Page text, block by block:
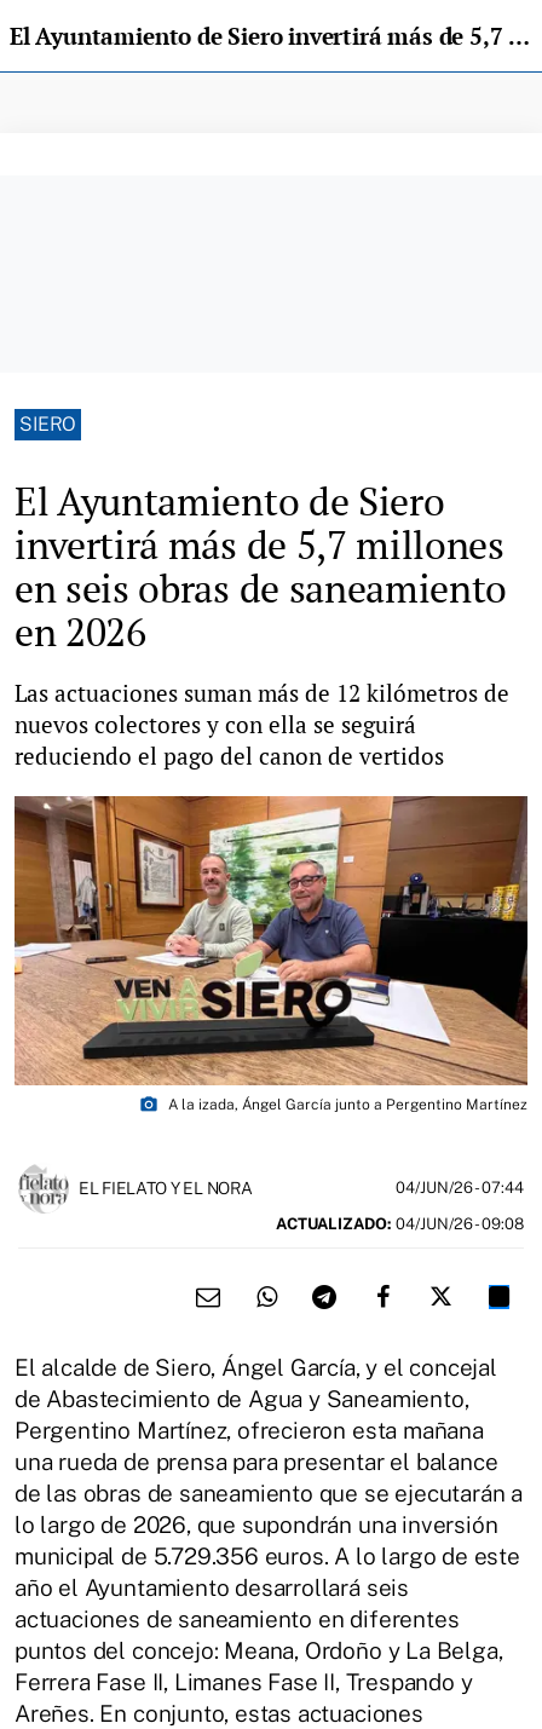
El Ayuntamiento de Siero invertirá más de 5,7 millones en seis obras de saneamiento en 2026
SIERO
El Ayuntamiento de Siero
invertirá más de 5,7 millones
en seis obras de saneamiento
en 2026
Las actuaciones suman más de 12 kilómetros de
nuevos colectores y con ella se seguirá
reduciendo el pago del canon de vertidos
photo_camera A la izada, Ángel García junto a Pergentino Martínez
EL FIELATO Y EL NORA 04/JUN/26- 07:44
ACTUALIZADO: 04/JUN/26 - 09:08
El alcalde de Siero, Ángel García, y el concejal
de Abastecimiento de Agua y Saneamiento,
Pergentino Martínez, ofrecieron esta mañana
una rueda de prensa para presentar el balance
de las obras de saneamiento que se ejecutarán a
lo largo de 2026, que supondrán una inversión
municipal de 5.729.356 euros. A lo largo de este
año el Ayuntamiento desarrollará seis
actuaciones de saneamiento en diferentes
puntos del concejo: Meana, Ordoño y La Belga,
Ferrera Fase II, Limanes Fase II, Trespando y
Areñes. En conjunto, estas actuaciones